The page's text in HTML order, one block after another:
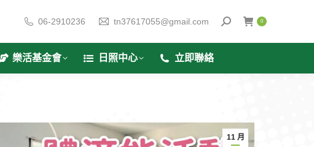
06-2910236 tn37617055@gmail.com 0
樂活基金會 日照中心 立即聯絡
11 月